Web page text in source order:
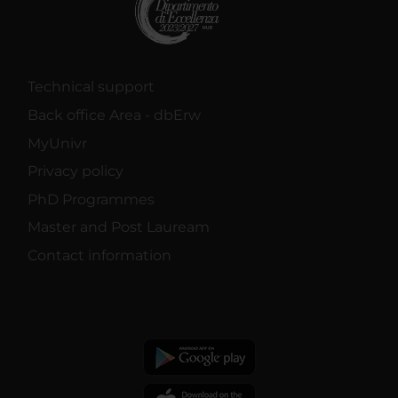
Technical support
Back office Area - dbErw
MyUnivr
Privacy policy
PhD Programmes
Master and Post Lauream
Contact information